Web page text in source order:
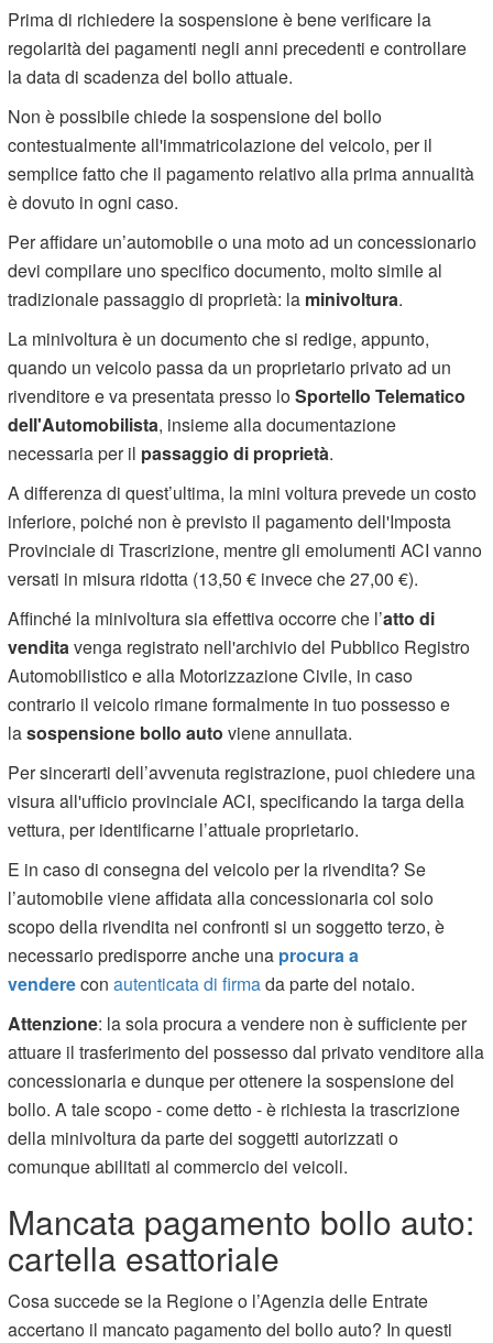
Prima di richiedere la sospensione è bene verificare la
regolarità dei pagamenti negli anni precedenti e controllare
la data di scadenza del bollo attuale.
Non è possibile chiede la sospensione del bollo
contestualmente all'immatricolazione del veicolo, per il
semplice fatto che il pagamento relativo alla prima annualità
è dovuto in ogni caso.
Per affidare un’automobile o una moto ad un concessionario
devi compilare uno specifico documento, molto simile al
tradizionale passaggio di proprietà: la minivoltura.
La minivoltura è un documento che si redige, appunto,
quando un veicolo passa da un proprietario privato ad un
rivenditore e va presentata presso loSportello Telematico
dell'Automobilista, insieme alla documentazione
necessaria per il passaggio di proprietà.
A differenza di quest’ultima, la mini voltura prevede un costo
inferiore, poiché non è previsto il pagamento dell'Imposta
Provinciale di Trascrizione, mentre gli emolumenti ACI vanno
versati in misura ridotta (13,50 € invece che 27,00 €).
Affinché la minivoltura sia effettiva occorre che l’atto di
vendita venga registrato nell'archivio del Pubblico Registro
Automobilistico e alla Motorizzazione Civile, in caso
contrario il veicolo rimane formalmente in tuo possesso e
lasospensione bollo auto viene annullata.
Per sincerarti dell’avvenuta registrazione, puoi chiedere una
visura all'ufficio provinciale ACI, specificando la targa della
vettura, per identificarne l’attuale proprietario.
E in caso di consegna del veicolo per la rivendita? Se
l’automobile viene affidata alla concessionaria col solo
scopo della rivendita nei confronti si un soggetto terzo, è
necessario predisporre anche una procura a
vendereconautenticata di firmada parte del notaio.
Attenzione: la sola procura a vendere non è sufficiente per
attuare il trasferimento del possesso dal privato venditore alla
concessionaria e dunque per ottenere la sospensione del
bollo. A tale scopo - come detto - è richiesta la trascrizione
della minivoltura da parte dei soggetti autorizzati o
comunque abilitati al commercio dei veicoli.
Mancata pagamento bollo auto:
cartella esattoriale
Cosa succede se la Regione o l’Agenzia delle Entrate
accertano il mancato pagamento del bollo auto? In questi